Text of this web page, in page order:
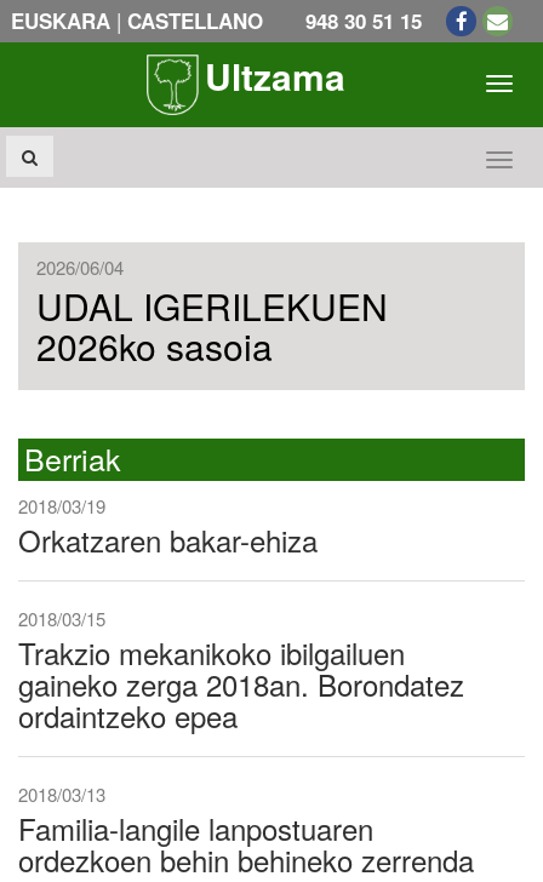
EUSKARA | CASTELLANO 948 30 51 15
Ultzama
2026/06/04
UDAL IGERILEKUEN
2026ko sasoia
Berriak
2018/03/19
Orkatzaren bakar-ehiza
2018/03/15
Trakzio mekanikoko ibilgailuen
gaineko zerga 2018an. Borondatez
ordaintzeko epea
2018/03/13
Familia-langile lanpostuaren
ordezkoen behin behineko zerrenda